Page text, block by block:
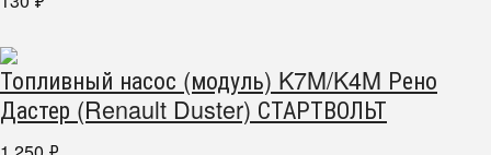
Топливный насос (модуль) K7M/K4M Рено
Дастер (Renault Duster) СТАРТВОЛЬТ